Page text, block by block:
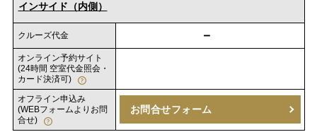
インサイド（内側）
クルーズ代金 －
オンライン予約サイト
(24時間 空室代金照会・
カード決済可)
オフライン申込み
(WEBフォームよりお問
合せ)
お問合せフォーム